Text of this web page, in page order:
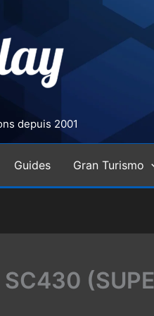
depuis 2001
Guides Gran Turismo
SC430